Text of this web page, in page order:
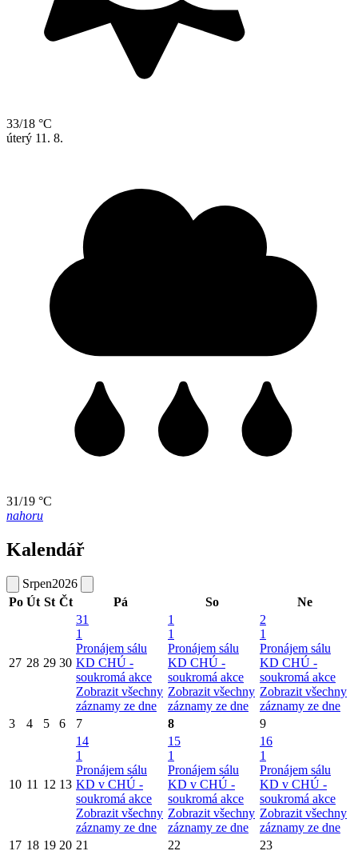
33/18 °C
úterý 11. 8.
31/19 °C
nahoru
Kalendář
Srpen2026
Po Út St Čt Pá So Ne
27 28 29 30
31
1
Pronájem sálu
KD CHÚ -
soukromá akce
Zobrazit všechny
záznamy ze dne
1
1
Pronájem sálu
KD CHÚ -
soukromá akce
Zobrazit všechny
záznamy ze dne
2
1
Pronájem sálu
KD CHÚ -
soukromá akce
Zobrazit všechny
záznamy ze dne
3
4 5 6 7 8 9
10 11 12 13
14
1
Pronájem sálu
KD v CHÚ -
soukromá akce
Zobrazit všechny
záznamy ze dne
15
1
Pronájem sálu
KD v CHÚ -
soukromá akce
Zobrazit všechny
záznamy ze dne
16
1
Pronájem sálu
KD v CHÚ -
soukromá akce
Zobrazit všechny
záznamy ze dne
17 18 19 20 21 22
23